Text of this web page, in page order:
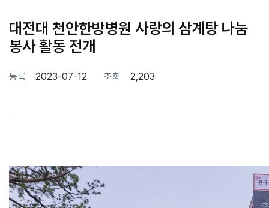
대전대 천안한방병원 사랑의 삼계탕 나눔
봉사 활동 전개
등록 2023-07-12 조회 2,203